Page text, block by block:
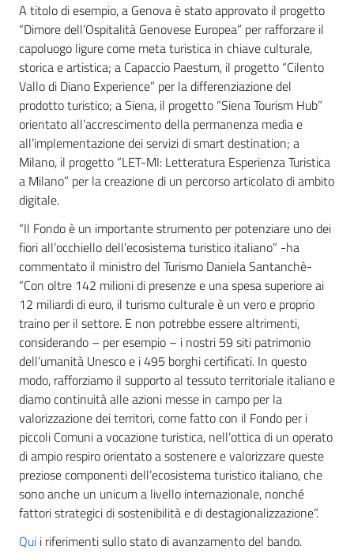
A titolo di esempio, a Genova è stato approvato il progetto
“Dimore dell’Ospitalità Genovese Europea” per rafforzare il
capoluogo ligure come meta turistica in chiave culturale,
storica e artistica; a Capaccio Paestum, il progetto “Cilento
Vallo di Diano Experience” per la differenziazione del
prodotto turistico; a Siena, il progetto “Siena Tourism Hub”
orientato all’accrescimento della permanenza media e
all’implementazione dei servizi di smart destination; a
Milano, il progetto “LET-MI: Letteratura Esperienza Turistica
a Milano” per la creazione di un percorso articolato di ambito
digitale.
“Il Fondo è un importante strumento per potenziare uno dei
fiori all’occhiello dell’ecosistema turistico italiano” -ha
commentato il ministro del Turismo Daniela Santanchè-
“Con oltre 142 milioni di presenze e una spesa superiore ai
12 miliardi di euro, il turismo culturale è un vero e proprio
traino per il settore. E non potrebbe essere altrimenti,
considerando – per esempio – i nostri 59 siti patrimonio
dell’umanità Unesco e i 495 borghi certificati. In questo
modo, rafforziamo il supporto al tessuto territoriale italiano e
diamo continuità alle azioni messe in campo per la
valorizzazione dei territori, come fatto con il Fondo per i
piccoli Comuni a vocazione turistica, nell’ottica di un operato
di ampio respiro orientato a sostenere e valorizzare queste
preziose componenti dell’ecosistema turistico italiano, che
sono anche un unicum a livello internazionale, nonché
fattori strategici di sostenibilità e di destagionalizzazione”.
Qui i riferimenti sullo stato di avanzamento del bando.